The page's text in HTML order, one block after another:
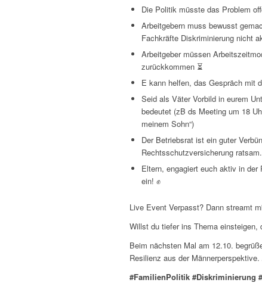
Die Politik müsste das Problem
Arbeitgebern muss bewusst
Fachkräfte Diskriminierung nicht
Arbeitgeber müssen
zurückkommen ⏳
E kann helfen, das Gespräch mit
Seid als Väter Vorbild in eurem
bedeutet (zB ds Meeting um 18
meinem Sohn“)
Der Betriebsrat ist ein guter
Rechtsschutzversicherung
Eltern, engagiert euch aktiv in
ein! ✊
Live Event Verpasst? Dann streamt
Willst du tiefer ins Thema einsteigen,
Beim nächsten Mal am 12.10.
Resilienz aus der
#FamilienPolitik #Diskriminierung